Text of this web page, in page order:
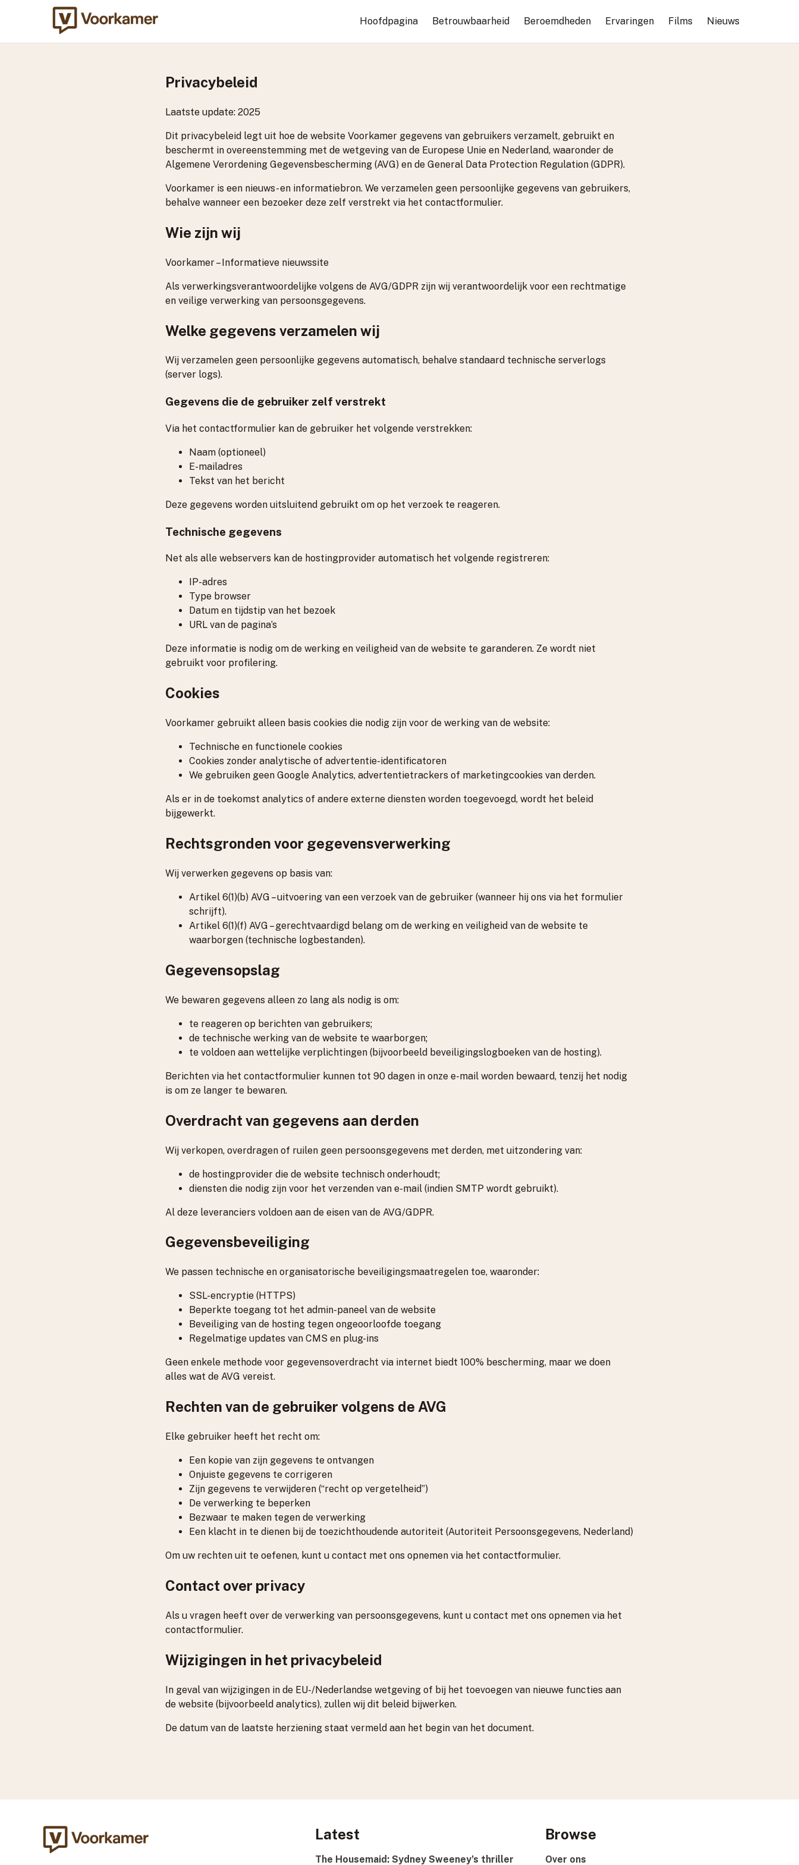
Hoofdpagina Betrouwbaarheid Beroemdheden Ervaringen Films Nieuws
Privacybeleid
Laatste update: 2025
Dit privacybeleid legt uit hoe de website Voorkamer gegevens van gebruikers verzamelt, gebruikt en
beschermt in overeenstemming met de wetgeving van de Europese Unie en Nederland, waaronder de
Algemene Verordening Gegevensbescherming (AVG) en de General Data Protection Regulation (GDPR).
Voorkamer is een nieuws- en informatiebron. We verzamelen geen persoonlijke gegevens van gebruikers,
behalve wanneer een bezoeker deze zelf verstrekt via het contactformulier.
Wie zijn wij
Voorkamer – Informatieve nieuwssite
Als verwerkingsverantwoordelijke volgens de AVG/GDPR zijn wij verantwoordelijk voor een rechtmatige
en veilige verwerking van persoonsgegevens.
Welke gegevens verzamelen wij
Wij verzamelen geen persoonlijke gegevens automatisch, behalve standaard technische serverlogs
(server logs).
Gegevens die de gebruiker zelf verstrekt
Via het contactformulier kan de gebruiker het volgende verstrekken:
Naam (optioneel)
E-mailadres
Tekst van het bericht
Deze gegevens worden uitsluitend gebruikt om op het verzoek te reageren.
Technische gegevens
Net als alle webservers kan de hostingprovider automatisch het volgende registreren:
IP-adres
Type browser
Datum en tijdstip van het bezoek
URL van de pagina’s
Deze informatie is nodig om de werking en veiligheid van de website te garanderen. Ze wordt niet
gebruikt voor profilering.
Cookies
Voorkamer gebruikt alleen basis cookies die nodig zijn voor de werking van de website:
Technische en functionele cookies
Cookies zonder analytische of advertentie-identificatoren
We gebruiken geen Google Analytics, advertentietrackers of marketingcookies van derden.
Als er in de toekomst analytics of andere externe diensten worden toegevoegd, wordt het beleid
bijgewerkt.
Rechtsgronden voor gegevensverwerking
Wij verwerken gegevens op basis van:
Artikel 6(1)(b) AVG – uitvoering van een verzoek van de gebruiker (wanneer hij ons via het formulier
schrijft).
Artikel 6(1)(f) AVG – gerechtvaardigd belang om de werking en veiligheid van de website te
waarborgen (technische logbestanden).
Gegevensopslag
We bewaren gegevens alleen zo lang als nodig is om:
te reageren op berichten van gebruikers;
de technische werking van de website te waarborgen;
te voldoen aan wettelijke verplichtingen (bijvoorbeeld beveiligingslogboeken van de hosting).
Berichten via het contactformulier kunnen tot 90 dagen in onze e-mail worden bewaard, tenzij het nodig
is om ze langer te bewaren.
Overdracht van gegevens aan derden
Wij verkopen, overdragen of ruilen geen persoonsgegevens met derden, met uitzondering van:
de hostingprovider die de website technisch onderhoudt;
diensten die nodig zijn voor het verzenden van e-mail (indien SMTP wordt gebruikt).
Al deze leveranciers voldoen aan de eisen van de AVG/GDPR.
Gegevensbeveiliging
We passen technische en organisatorische beveiligingsmaatregelen toe, waaronder:
SSL-encryptie (HTTPS)
Beperkte toegang tot het admin-paneel van de website
Beveiliging van de hosting tegen ongeoorloofde toegang
Regelmatige updates van CMS en plug-ins
Geen enkele methode voor gegevensoverdracht via internet biedt 100% bescherming, maar we doen
alles wat de AVG vereist.
Rechten van de gebruiker volgens de AVG
Elke gebruiker heeft het recht om:
Een kopie van zijn gegevens te ontvangen
Onjuiste gegevens te corrigeren
Zijn gegevens te verwijderen (“recht op vergetelheid”)
De verwerking te beperken
Bezwaar te maken tegen de verwerking
Een klacht in te dienen bij de toezichthoudende autoriteit (Autoriteit Persoonsgegevens, Nederland)
Om uw rechten uit te oefenen, kunt u contact met ons opnemen via het contactformulier.
Contact over privacy
Als u vragen heeft over de verwerking van persoonsgegevens, kunt u contact met ons opnemen via het
contactformulier.
Wijzigingen in het privacybeleid
In geval van wijzigingen in de EU-/Nederlandse wetgeving of bij het toevoegen van nieuwe functies aan
de website (bijvoorbeeld analytics), zullen wij dit beleid bijwerken.
De datum van de laatste herziening staat vermeld aan het begin van het document.
Latest
The Housemaid: Sydney Sweeney’s thriller
Browse
Over ons